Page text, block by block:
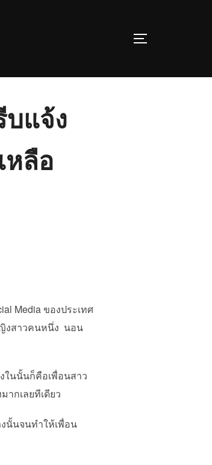
TOGGLE
แจ้ง
หลือ
Media ของประเทศ
ญิงสาวคนหนึ่ง นอน
นนั้นก็คือเพื่อนสาว
ากเลยทีเดียว
นั้นจนทำให้เพื่อน